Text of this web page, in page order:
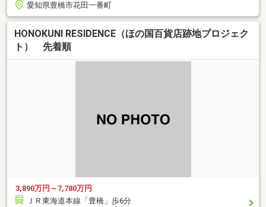
愛知県豊橋市花田一番町
HONOKUNI RESIDENCE（ほの国百貨店跡地プロジェク
ト） 先着順
3,890万円～7,780万円
ＪＲ東海道本線「豊橋」歩6分